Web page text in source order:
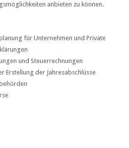
anbieten zu können.
für Unternehmen und Private
und Steuerrechnungen
Erstellung der Jahresabschlüsse